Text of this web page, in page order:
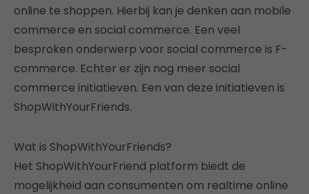
online te shoppen. Hierbij kan je denken aan mobile
commerce en social commerce. Een veel
besproken onderwerp voor social commerce is F-
commerce. Echter er zijn nog meer social
commerce initiatieven. Een van deze initiatieven is
ShopWithYourFriends.
Wat is ShopWithYourFriends?
Het ShopWithYourFriend platform biedt de
mogelijkheid aan consumenten om realtime online